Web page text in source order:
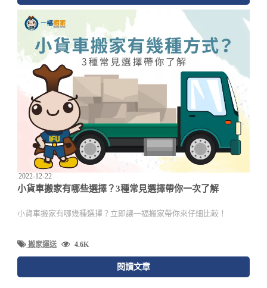
2022-12-22
小貨車搬家有哪些選擇？3種常見選擇帶你一次了解
小貨車搬家有哪幾種選擇？立即讓一福搬家帶你來仔細比較！
搬家運送 4.6K
閱讀文章